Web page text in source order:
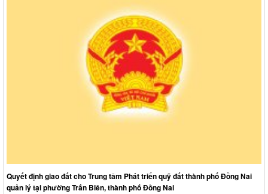
Quyết định giao đất cho Trung tâm Phát triển quỹ đất thành phố Đồng Nai
quản lý tại phường Trấn Biên, thành phố Đồng Nai